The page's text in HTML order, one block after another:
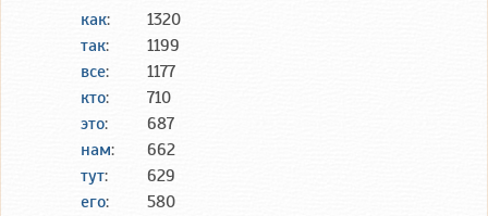
как:
1320
так:
1199
все:
1177
кто:
710
это:
687
нам:
662
тут:
629
его:
580